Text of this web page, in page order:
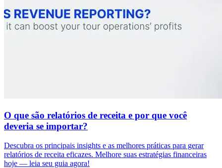
O que são relatórios de receita e por que você
deveria se importar?
Descubra os principais insights e as melhores práticas para gerar
relatórios de receita eficazes. Melhore suas estratégias financeiras
hoje — leia seu guia agora!